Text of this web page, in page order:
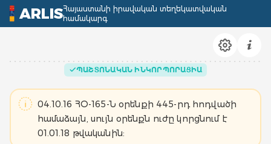
ARLISՀայաստանի իրավական տեղեկատվական
համակարգ
ՊԱՇՏՈՆԱԿԱՆ ԻՆԿՈՐՊՈՐԱՑԻԱ
04.10.16 ՀՕ-165-Ն օրենքի 445-րդ հոդվածի
համաձայն, սույն օրենքն ուժը կորցնում է
01.01.18 թվականին: